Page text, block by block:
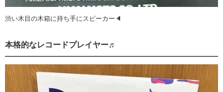
渋い木目の木箱に持ち手にスピーカー🔈
本格的なレコードプレイヤー♬